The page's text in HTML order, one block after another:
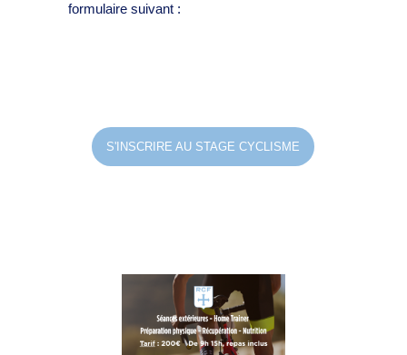
formulaire suivant :
S'INSCRIRE AU STAGE CYCLISME